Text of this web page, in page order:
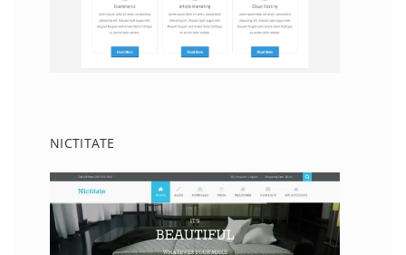
NICTITATE